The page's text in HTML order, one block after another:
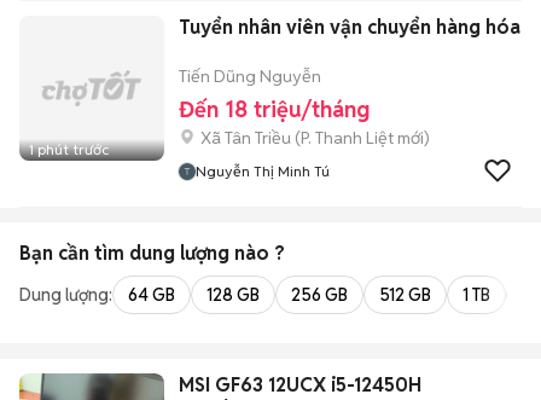
1 phút trước
Tuyển nhân viên vận chuyển hàng hóa
Tiến Dũng Nguyễn
Đến 18 triệu/tháng
Xã Tân Triều (P. Thanh Liệt mới)
Nguyễn Thị Minh Tú
Bạn cần tìm dung lượng nào ?
Dung lượng: 64 GB 128 GB 256 GB 512 GB 1 TB
MSI GF63 12UCX i5-12450H